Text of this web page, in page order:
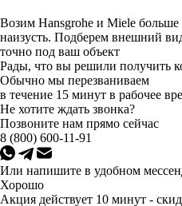
Возим Hansgrohe и Miele больше
наизусть. Подберем внешний
точно под ваш объект
Рады, что вы решили получить
Обычно мы перезваниваем
в течение 15 минут в рабочее
Не хотите ждать звонка?
Позвоните нам прямо сейчас
8 (800) 600-11-91
Или напишите в удобном
Хорошо
Акция действует 10 минут -